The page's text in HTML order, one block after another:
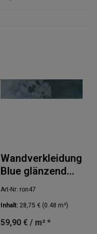
Wandverkleidung
Blue glänzend
6x25cm
Art-Nr: ron47
Inhalt: 28,75 € (0.48 m²)
59,90 € / m² *